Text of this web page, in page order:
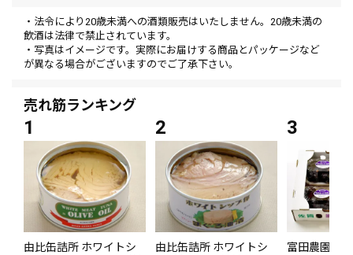
・法令により20歳未満への酒類販売はいたしません。20歳未満の
飲酒は法律で禁止されています。
・写真はイメージです。実際にお届けする商品とパッケージなど
が異なる場合がございますのでご了承下さい。
売れ筋ランキング
由比缶詰所 ホワイトシ
由比缶詰所 ホワイトシ
富田農園・